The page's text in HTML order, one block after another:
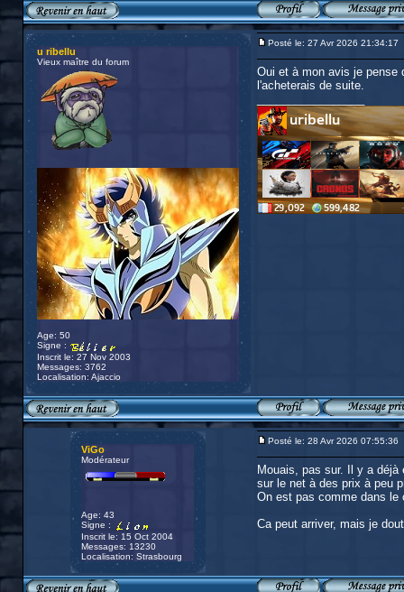
u ribellu
Vieux maître du forum
Age: 50
Signe :
Inscrit le: 27 Nov 2003
Messages: 3762
Localisation: Ajaccio
Posté le: 27 Avr 2026 21:34:17
Oui et à mon avis je pense
l'acheterais de suite.
ViGo
Modérateur
Age: 43
Signe :
Inscrit le: 15 Oct 2004
Messages: 13230
Localisation: Strasbourg
Posté le: 28 Avr 2026 07:55:36
Mouais, pas sur. Il y a
sur le net à des prix à peu
On est pas comme dans le
Ca peut arriver, mais je